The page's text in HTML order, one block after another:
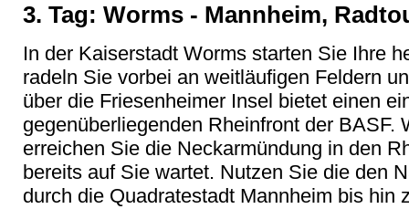
3. Tag: Worms - Mannheim,
In der Kaiserstadt Worms starten Sie Ihre
radeln Sie vorbei an weitläufigen Feldern
über die Friesenheimer Insel bietet einen
gegenüberliegenden Rheinfront der BASF.
erreichen Sie die Neckarmündung in den
bereits auf Sie wartet. Nutzen Sie die den
durch die Quadratestadt Mannheim bis hin